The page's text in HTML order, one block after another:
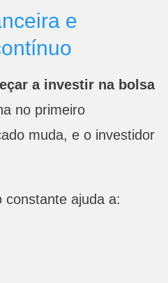
e
a investir na bolsa
no primeiro
muda, e o investidor
constante ajuda a: